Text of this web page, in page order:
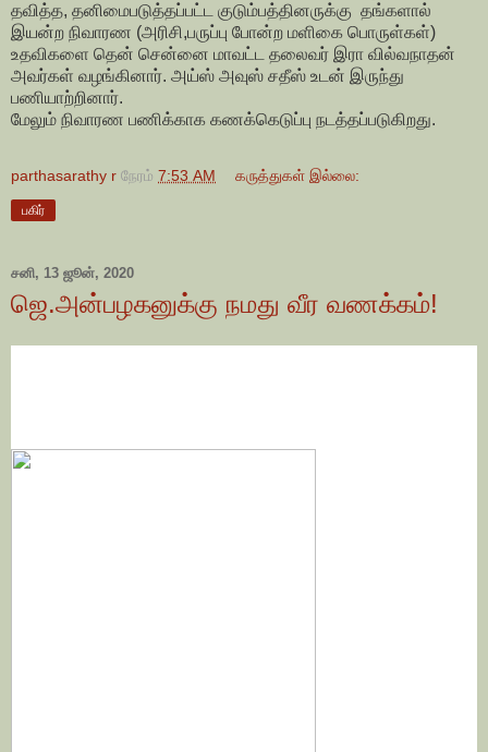
தவித்த, தனிமைபடுத்தப்பட்ட குடும்பத்தினருக்கு தங்களால்
இயன்ற நிவாரண (அரிசி,பருப்பு போன்ற மளிகை பொருள்கள்)
உதவிகளை தென் சென்னை மாவட்ட தலைவர் இரா வில்வநாதன்
அவர்கள் வழங்கினார். அய்ஸ் அவுஸ் சதீஸ் உடன் இருந்து
பணியாற்றினார்.
மேலும் நிவாரண பணிக்காக கணக்கெடுப்பு நடத்தப்படுகிறது.
parthasarathy r நேரம் 7:53 AM கருத்துகள் இல்லை:
பகிர்
சனி, 13 ஜூன், 2020
ஜெ.அன்பழகனுக்கு நமது வீர வணக்கம்!